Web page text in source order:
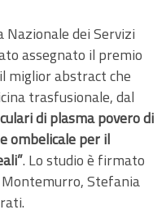
Nazionale dei Servizi
assegnato il premio
miglior abstract che
trasfusionale, dal
di plasma povero di
ombelicale per il
. Lo studio è firmato
Stefania